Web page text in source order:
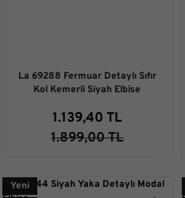
La 69288 Fermuar Detaylı Sıfır
Kol Kemerli Siyah Elbise
1.139,40 TL
1.899,00 TL
Yeni